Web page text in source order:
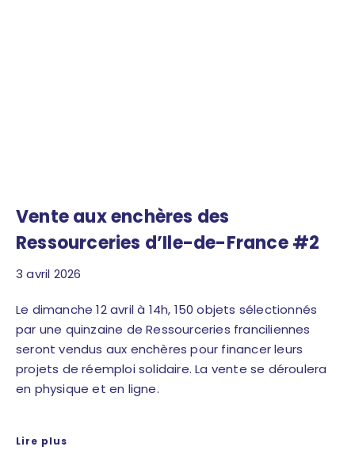
Vente aux enchères des
Ressourceries d’Ile-de-France #2
3 avril 2026
Le dimanche 12 avril à 14h, 150 objets sélectionnés
par une quinzaine de Ressourceries franciliennes
seront vendus aux enchères pour financer leurs
projets de réemploi solidaire. La vente se déroulera
en physique et en ligne.
Lire plus